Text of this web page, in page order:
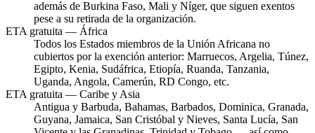
además de Burkina Faso, Mali y Níger, que siguen exentos
pese a su retirada de la organización.
ETA gratuita — África
Todos los Estados miembros de la Unión Africana no
cubiertos por la exención anterior: Marruecos, Argelia, Túnez,
Egipto, Kenia, Sudáfrica, Etiopía, Ruanda, Tanzania,
Uganda, Angola, Camerún, RD Congo, etc.
ETA gratuita — Caribe y Asia
Antigua y Barbuda, Bahamas, Barbados, Dominica, Granada,
Guyana, Jamaica, San Cristóbal y Nieves, Santa Lucía, San